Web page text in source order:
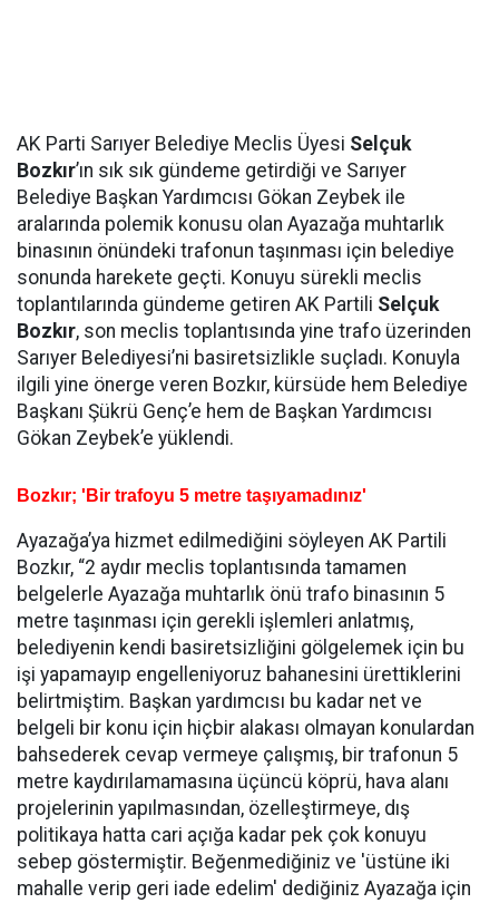
AK Parti Sarıyer Belediye Meclis Üyesi Selçuk
Bozkır’ın sık sık gündeme getirdiği ve Sarıyer
Belediye Başkan Yardımcısı Gökan Zeybek ile
aralarında polemik konusu olan Ayazağa muhtarlık
binasının önündeki trafonun taşınması için belediye
sonunda harekete geçti. Konuyu sürekli meclis
toplantılarında gündeme getiren AK Partili Selçuk
Bozkır, son meclis toplantısında yine trafo üzerinden
Sarıyer Belediyesi’ni basiretsizlikle suçladı. Konuyla
ilgili yine önerge veren Bozkır, kürsüde hem Belediye
Başkanı Şükrü Genç’e hem de Başkan Yardımcısı
Gökan Zeybek’e yüklendi.
Bozkır; 'Bir trafoyu 5 metre taşıyamadınız'
Ayazağa’ya hizmet edilmediğini söyleyen AK Partili
Bozkır, “2 aydır meclis toplantısında tamamen
belgelerle Ayazağa muhtarlık önü trafo binasının 5
metre taşınması için gerekli işlemleri anlatmış,
belediyenin kendi basiretsizliğini gölgelemek için bu
işi yapamayıp engelleniyoruz bahanesini ürettiklerini
belirtmiştim. Başkan yardımcısı bu kadar net ve
belgeli bir konu için hiçbir alakası olmayan konulardan
bahsederek cevap vermeye çalışmış, bir trafonun 5
metre kaydırılamamasına üçüncü köprü, hava alanı
projelerinin yapılmasından, özelleştirmeye, dış
politikaya hatta cari açığa kadar pek çok konuyu
sebep göstermiştir. Beğenmediğiniz ve 'üstüne iki
mahalle verip geri iade edelim' dediğiniz Ayazağa için